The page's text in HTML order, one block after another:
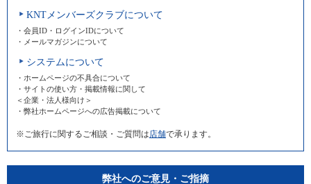
KNTメンバーズクラブについて
・会員ID・ログインIDについて
・メールマガジンについて
システムについて
・ホームページの不具合について
・サイトの使い方・掲載情報に関して
＜企業・法人様向け＞
・弊社ホームページへの広告掲載について
※ご旅行に関するご相談・ご質問は 店舗で承ります。
弊社へのご意見・ご指摘